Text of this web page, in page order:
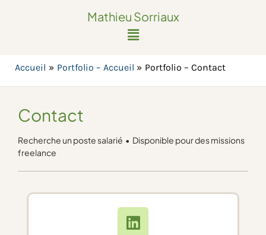
Mathieu Sorriaux
Menu
Accueil Portfolio – Accueil Portfolio – Contact
Contact
Recherche un poste salarié • Disponible pour des missions
freelance